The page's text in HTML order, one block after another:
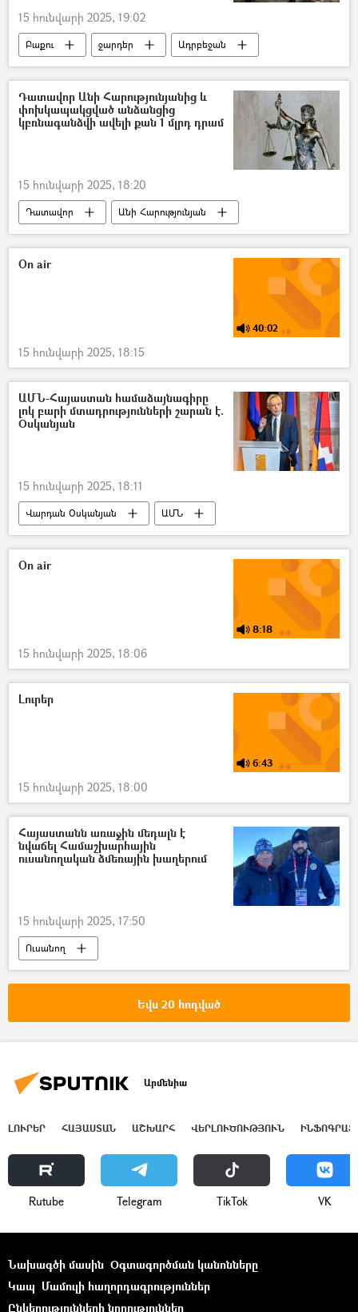
15 հունվարի 2025, 19:02
Բաքու ջարդեր
Ադրբեջան
հայ-ադրբեջանական
ՀՀ Արտաքին գործերի նախարարություն. ԱԳՆ
Դատավոր Անի Հարությունյանից և
փոխկապակցված անձանցից
կբռնագանձվի ավելի քան 1 մլրդ դրամ
15 հունվարի 2025, 18:20
Դատավոր
Անի Հարությունյան
Հակակոռուպցիոն դատարան
գույք
Անշարժ գույք
On air
40:02
15 հունվարի 2025, 18:15
ԱՄՆ-Հայաստան համաձայնագիրը
լոկ բարի մտադրությունների շարան է.
Օսկանյան
15 հունվարի 2025, 18:11
Վարդան Օսկանյան
ԱՄՆ
Հայաստան
համաձայնագիր
On air
8:18
15 հունվարի 2025, 18:06
Լուրեր
6:43
15 հունվարի 2025, 18:00
Հայաստանն առաջին մեդալն է
նվաճել Համաշխարհային
ուսանողական ձմեռային խաղերում
15 հունվարի 2025, 17:50
Ուսանող
Համաշխարհային ուսանողական ձմեռային խաղեր
Իտալիա
Եվս 20 հոդված
Արմենիա
ԼՈՒՐԵՐ ՀԱՅԱՍՏԱՆ ԱՇԽԱՐՀ ՎԵՐԼՈՒԾՈՒԹՅՈՒՆ
Rutube Telegram ТikТоk VK
Նախագծի մասին Օգտագործման կանոնները
Կապ Մամուլի հաղորդագրություններ
Ընկերությունների նորություններ